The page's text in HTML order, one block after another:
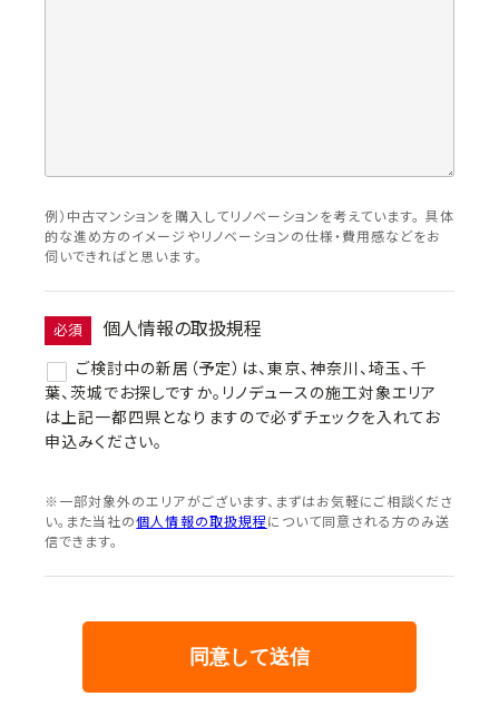
例）中古マンションを購入してリノベーションを考えています。 具体
的な進め方のイメージやリノベーションの仕様・費用感などをお
伺いできればと思います。
必須 個人情報の取扱規程
ご検討中の新居（予定）は、東京、神奈川、埼玉、千
葉、茨城でお探しですか。リノデュースの施工対象エリア
は上記一都四県となりますので必ずチェックを入れてお
申込みください。
※一部対象外のエリアがございます、まずはお気軽にご相談くださ
い。また当社の個人情報の取扱規程 について同意される方のみ送
信できます。